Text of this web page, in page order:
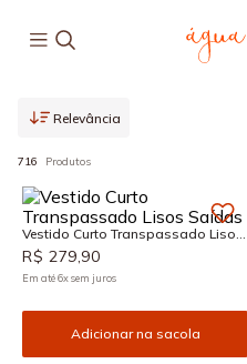
Relevância
716 Produtos
Vestido Curto Transpassado Lisos
Saídas
R$ 279,90
Em até6xsem juros
Adicionar na sacola